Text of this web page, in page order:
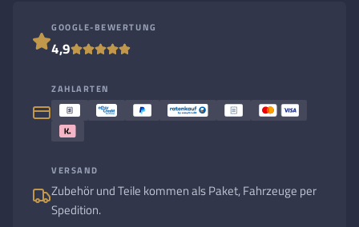
GOOGLE-BEWERTUNG
4,9
ZAHLARTEN
VERSAND
Zubehör und Teile kommen als Paket, Fahrzeuge per
Spedition.